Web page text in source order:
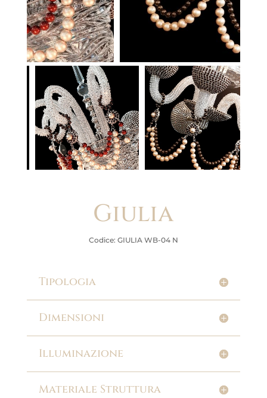
Giulia
Codice: GIULIA WB-04 N
Tipologia
Dimensioni
Illuminazione
Materiale Struttura